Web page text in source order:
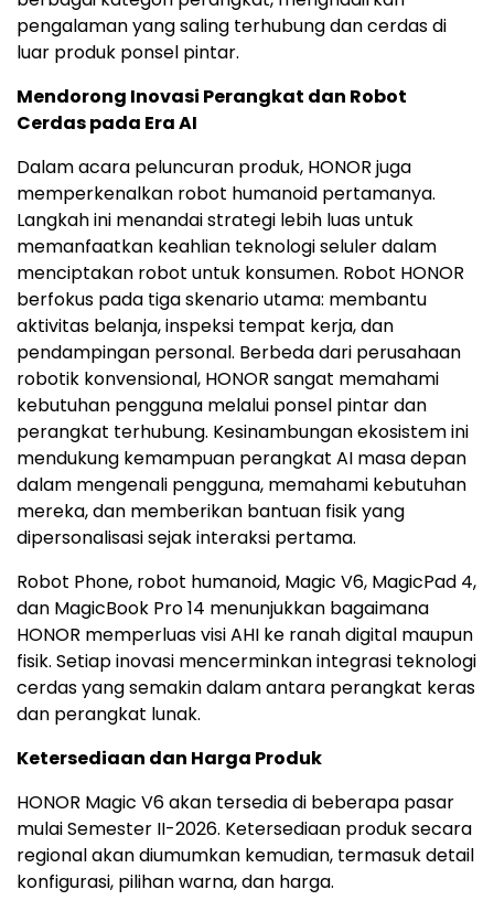
pengalaman yang saling terhubung dan cerdas di
luar produk ponsel pintar.
Mendorong Inovasi Perangkat dan Robot
Cerdas pada Era AI
Dalam acara peluncuran produk, HONOR juga
memperkenalkan robot humanoid pertamanya.
Langkah ini menandai strategi lebih luas untuk
memanfaatkan keahlian teknologi seluler dalam
menciptakan robot untuk konsumen. Robot HONOR
berfokus pada tiga skenario utama: membantu
aktivitas belanja, inspeksi tempat kerja, dan
pendampingan personal. Berbeda dari perusahaan
robotik konvensional, HONOR sangat memahami
kebutuhan pengguna melalui ponsel pintar dan
perangkat terhubung. Kesinambungan ekosistem ini
mendukung kemampuan perangkat AI masa depan
dalam mengenali pengguna, memahami kebutuhan
mereka, dan memberikan bantuan fisik yang
dipersonalisasi sejak interaksi pertama.
Robot Phone, robot humanoid, Magic V6, MagicPad 4,
dan MagicBook Pro 14 menunjukkan bagaimana
HONOR memperluas visi AHI ke ranah digital maupun
fisik. Setiap inovasi mencerminkan integrasi teknologi
cerdas yang semakin dalam antara perangkat keras
dan perangkat lunak.
Ketersediaan dan Harga Produk
HONOR Magic V6 akan tersedia di beberapa pasar
mulai Semester II-2026. Ketersediaan produk secara
regional akan diumumkan kemudian, termasuk detail
konfigurasi, pilihan warna, dan harga.